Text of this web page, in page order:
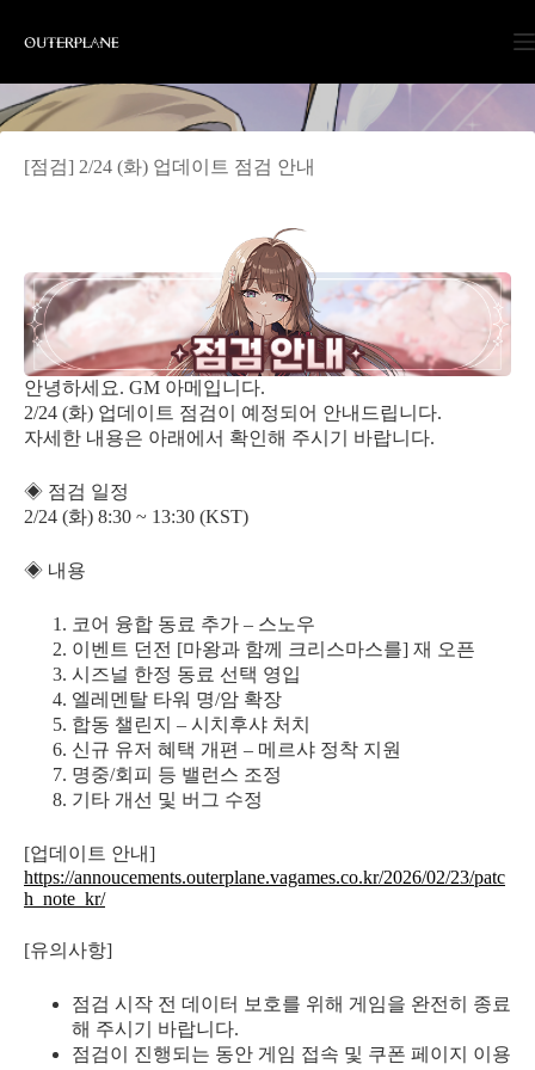
content
[점검] 2/24 (화) 업데이트 점검 안내
안녕하세요. GM 아메입니다.
2/24 (화) 업데이트 점검이 예정되어 안내드립니다.
자세한 내용은 아래에서 확인해 주시기 바랍니다.
◈ 점검 일정
2/24 (화) 8:30 ~ 13:30 (KST)
◈ 내용
코어 융합 동료 추가 – 스노우
이벤트 던전 [마왕과 함께 크리스마스를] 재 오픈
시즈널 한정 동료 선택 영입
엘레멘탈 타워 명/암 확장
합동 챌린지 – 시치후샤 처치
신규 유저 혜택 개편 – 메르샤 정착 지원
명중/회피 등 밸런스 조정
기타 개선 및 버그 수정
[업데이트 안내]
https://annoucements.outerplane.vagames.co.kr/2026/02/23/patc
h_note_kr/
[유의사항]
점검 시작 전 데이터 보호를 위해 게임을 완전히 종료
해 주시기 바랍니다.
점검이 진행되는 동안 게임 접속 및 쿠폰 페이지 이용